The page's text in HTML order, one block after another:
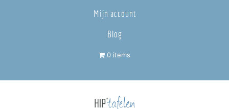
Mijn account
Blog
0 items